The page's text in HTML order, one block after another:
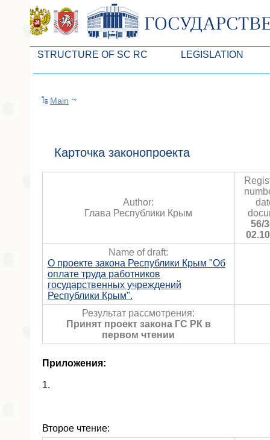
STRUCTURE OF SC RC
Presidium of SC ARC
Советники Председателя ГС РК
Поиск депутата по округу
LEGISLATION
Схема
Статистика
Main
Карточка законопроекта
Author:
Глава Республики Крым
56/
Name of draft:
О проекте закона Республики Крым "Об
оплате труда работников
государственных учреждений
Республики Крым".
Результат рассмотрения:
Принят проект закона ГС РК в
первом чтении
Приложения:
1.
Второе чтение: